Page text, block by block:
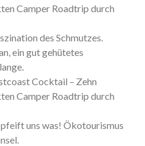
Camper Roadtrip durch
des Schmutzes.
ein gut gehütetes
Cocktail – Zehn
Camper Roadtrip durch
pfeift uns was! Ökotourismus